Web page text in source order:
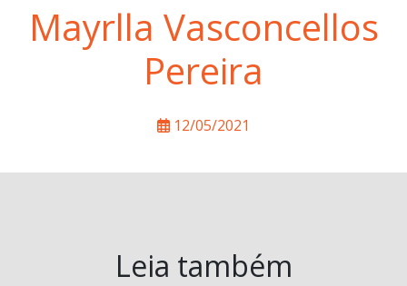
Mayrlla Vasconcellos
Pereira
12/05/2021
Leia também